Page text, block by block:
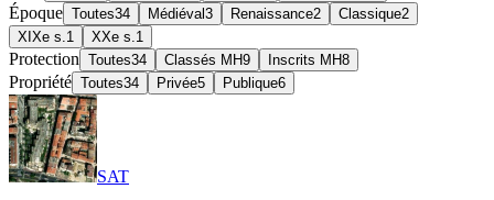
Époque Toutes34 Médiéval 3 Renaissance2 Classique2
XIXe s. 1 XXe s. 1
Protection Toutes34 Classés MH9 Inscrits MH8
Propriété Toutes34 Privée5 Publique6
SAT